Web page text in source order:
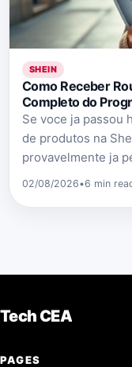
SHEIN
Como Receber
Completo do
Se voce ja passou
de produtos na
provavelmente ja
02/08/2026•6 min
Tech CEA
PAGES